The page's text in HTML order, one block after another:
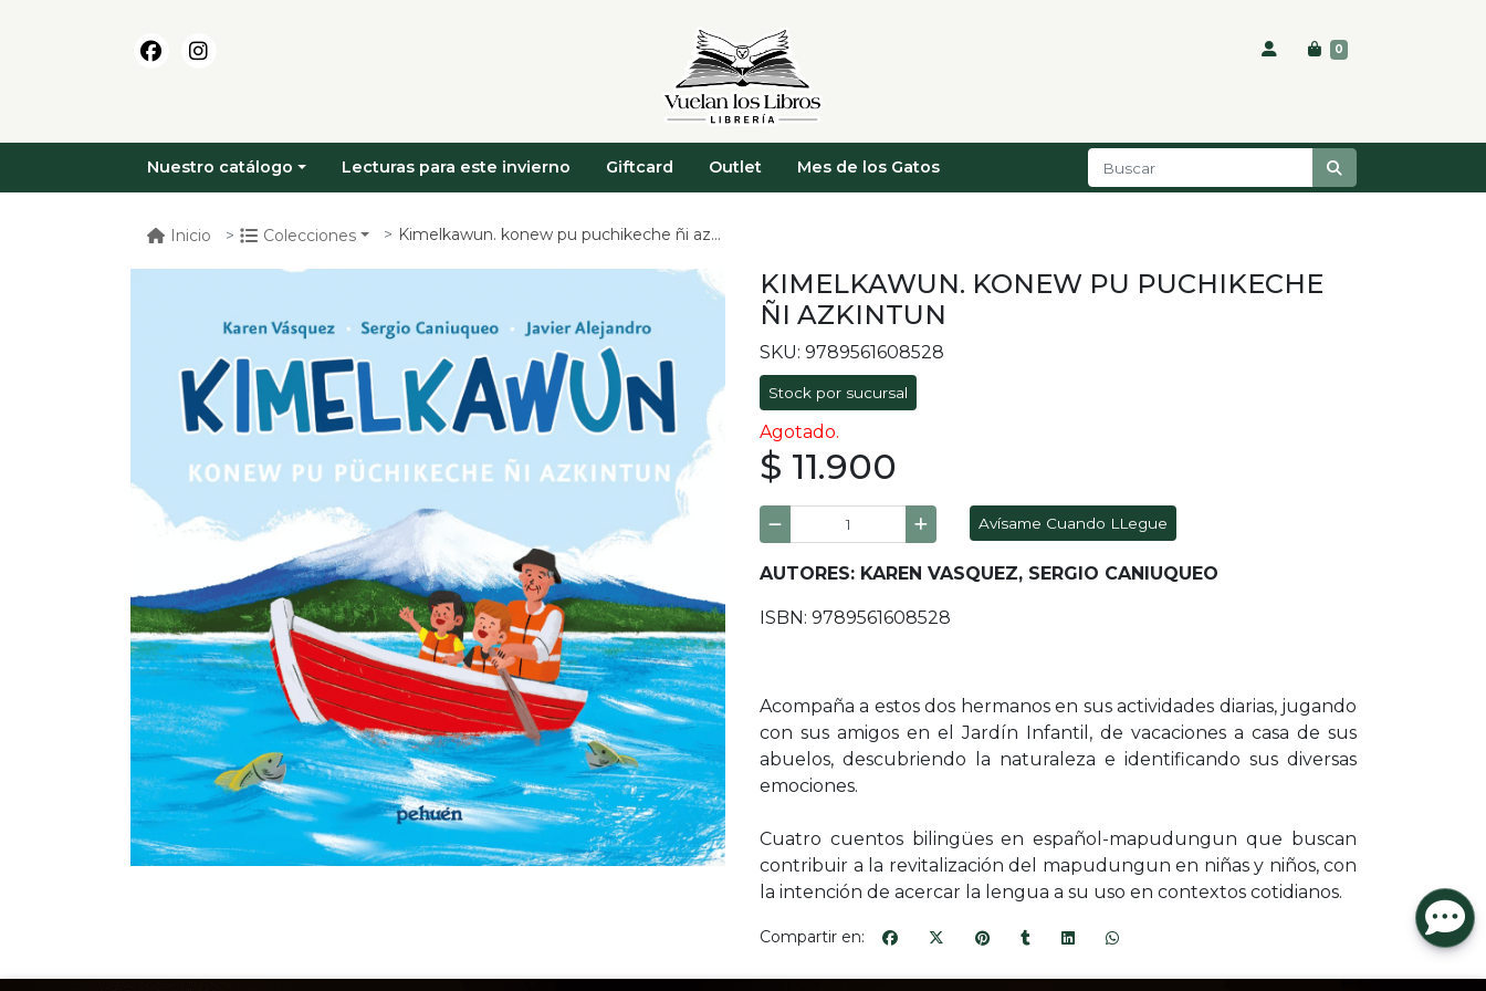
0
Nuestro catálogo Lecturas para este invierno Giftcard Outlet Mes de los Gatos
Inicio Colecciones Kimelkawun. konew pu puchikeche ñi azkintun
KIMELKAWUN. KONEW PU PUCHIKECHE
ÑI AZKINTUN
SKU: 9789561608528
Stock por sucursal
Agotado.
$ 11.900
Avísame Cuando LLegue
AUTORES: KAREN VASQUEZ, SERGIO CANIUQUEO
ISBN: 9789561608528
Acompaña a estos dos hermanos en sus actividades diarias, jugando
con sus amigos en el Jardín Infantil, de vacaciones a casa de sus
abuelos, descubriendo la naturaleza e identificando sus diversas
emociones.
Cuatro cuentos bilingües en español-mapudungun que buscan
contribuir a la revitalización del mapudungun en niñas y niños, con
la intención de acercar la lengua a su uso en contextos cotidianos.
Compartir en: